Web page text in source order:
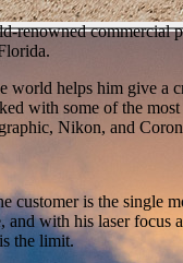
renowned commercial
world helps him give a
with some of the
Nikon, and
customer is the single
and with his laser focus
the limit.